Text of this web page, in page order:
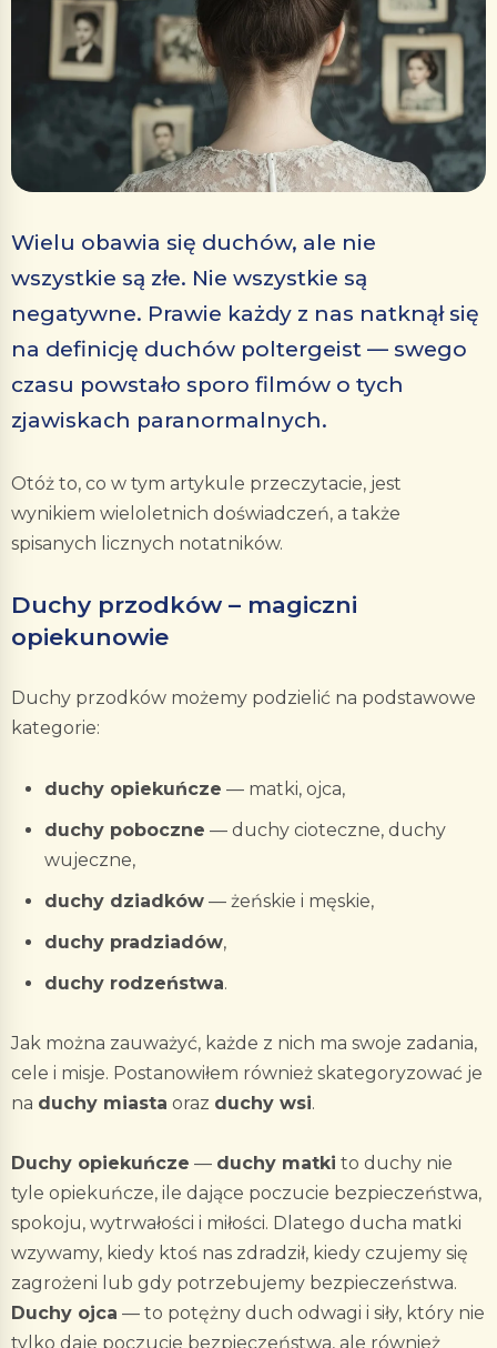
Wielu obawia się duchów, ale nie
wszystkie są złe. Nie wszystkie są
negatywne. Prawie każdy z nas natknął się
na definicję duchów poltergeist — swego
czasu powstało sporo filmów o tych
zjawiskach paranormalnych.
Otóż to, co w tym artykule przeczytacie, jest
wynikiem wieloletnich doświadczeń, a także
spisanych licznych notatników.
Duchy przodków – magiczni
opiekunowie
Duchy przodków możemy podzielić na podstawowe
kategorie:
duchy opiekuńcze — matki, ojca,
duchy poboczne — duchy cioteczne, duchy
wujeczne,
duchy dziadków — żeńskie i męskie,
duchy pradziadów,
duchy rodzeństwa.
Jak można zauważyć, każde z nich ma swoje zadania,
cele i misje. Postanowiłem również skategoryzować je
na duchy miasta oraz duchy wsi.
Duchy opiekuńcze — duchy matki to duchy nie
tyle opiekuńcze, ile dające poczucie bezpieczeństwa,
spokoju, wytrwałości i miłości. Dlatego ducha matki
wzywamy, kiedy ktoś nas zdradził, kiedy czujemy się
zagrożeni lub gdy potrzebujemy bezpieczeństwa.
Duchy ojca — to potężny duch odwagi i siły, który nie
tylko daje poczucie bezpieczeństwa, ale również